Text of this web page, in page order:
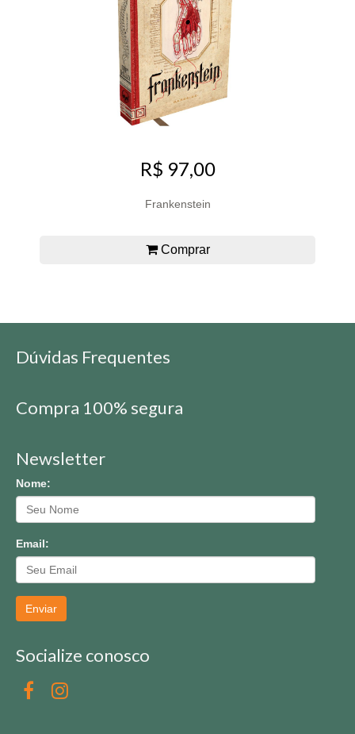
R$ 97,00
Frankenstein
Comprar
Dúvidas Frequentes
Compra 100% segura
Newsletter
Nome:
Email:
Enviar
Socialize conosco